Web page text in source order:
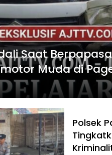
Saat
Muda di
Polsek